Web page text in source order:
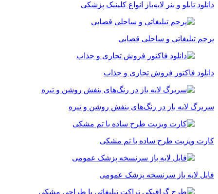
تابلو و بنر لایه‌باز انواع کلینیک پزشکی
تبلیغاتی و ساحلی قصابی
فاکتور فروش تجاری و جذاب
لایه باز در رنگ‌های بنفش روشن و تیره
ویزیت طرح ساده با تم مشکی
لایه باز سرنسخه پزشک عمومی